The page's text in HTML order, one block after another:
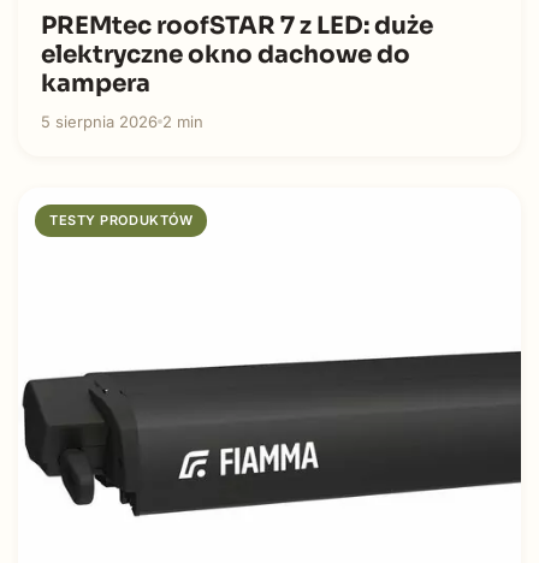
PREMtec roofSTAR 7 z LED: duże
elektryczne okno dachowe do
kampera
5 sierpnia 2026 2 min
TESTY PRODUKTÓW